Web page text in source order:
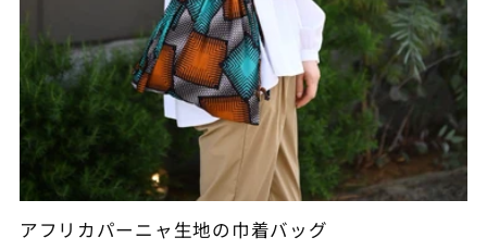
アフリカパーニャ生地の巾着バッグ